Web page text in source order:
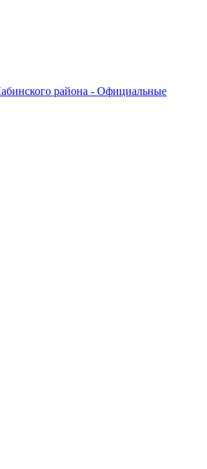
района - Официальные